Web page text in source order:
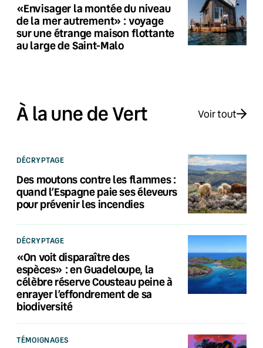
«Envisager la montée du niveau
de la mer autrement» : voyage
sur une étrange maison flottante
au large de Saint-Malo
À la une de Vert Voir tout
DÉCRYPTAGE
Des moutons contre les flammes :
quand l’Espagne paie ses éleveurs
pour prévenir les incendies
DÉCRYPTAGE
«On voit disparaître des
espèces» : en Guadeloupe, la
célèbre réserve Cousteau peine à
enrayer l’effondrement de sa
biodiversité
TÉMOIGNAGES